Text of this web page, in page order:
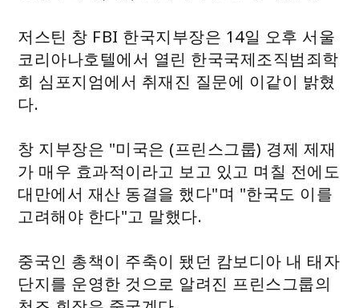
저스틴 창 FBI 한국지부장은 14일 오후 서울
코리아나호텔에서 열린 한국국제조직범죄학
회 심포지엄에서 취재진 질문에 이같이 밝혔
다.
창 지부장은 "미국은 (프린스그룹) 경제 제재
가 매우 효과적이라고 보고 있고 며칠 전에도
대만에서 재산 동결을 했다"며 "한국도 이를
고려해야 한다"고 말했다.
중국인 총책이 주축이 됐던 캄보디아 내 태자
단지를 운영한 것으로 알려진 프린스그룹의